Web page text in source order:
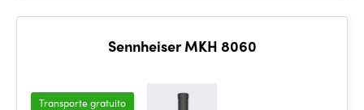
Sennheiser MKH 8060
Transporte gratuito